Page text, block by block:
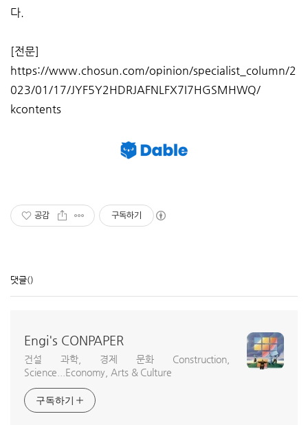
다.
[전문]
https://www.chosun.com/opinion/specialist_column/2
023/01/17/JYF5Y2HDRJAFNLFX7I7HGSMHWQ/
kcontents
공감 구독하기
댓글()
Engi's CONPAPER
건설 과학, 경제 문화 Construction,
Science...Economy, Arts & Culture
구독하기